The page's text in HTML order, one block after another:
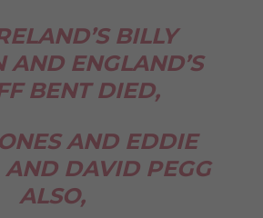
BILLY
AND ENGLAND’S
BENT DIED,
AND EDDIE
AND DAVID PEGG
ALSO,